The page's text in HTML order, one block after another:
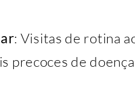
: Visitas de rotina
precoces de